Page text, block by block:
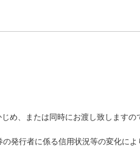
め、または同時にお渡し致しますの
発行者に係る信用状況等の変化によ